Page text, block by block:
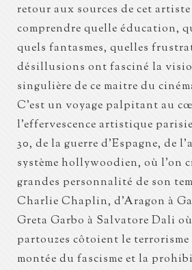
retour aux sources de cet
comprendre quelle éducation,
quels fantasmes, quelles
désillusions ont fasciné la
singulière de ce maitre du
C’est un voyage palpitant au
l’effervescence artistique
30, de la guerre d’Espagne, de
système hollywoodien, où l’on
grandes personnalité de son
Charlie Chaplin, d’Aragon à
Greta Garbo à Salvatore Dali
partouzes côtoient le
montée du fascisme et la